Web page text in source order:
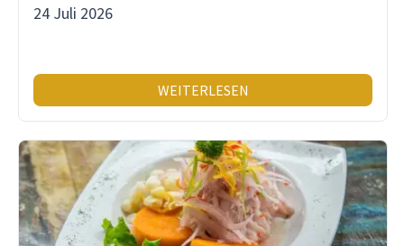
24 Juli 2026
WEITERLESEN